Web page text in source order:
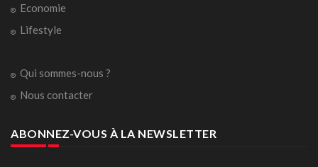
Economie
Lifestyle
Qui sommes-nous ?
Nous contacter
ABONNEZ-VOUS À LA NEWSLETTER